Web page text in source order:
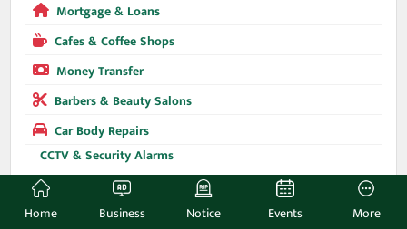
Home Business Notice Events More
Mortgage & Loans
Cafes & Coffee Shops
Money Transfer
Barbers & Beauty Salons
Car Body Repairs
CCTV & Security Alarms
Estate Agents